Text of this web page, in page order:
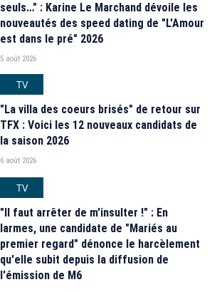
seuls…" : Karine Le Marchand dévoile les
nouveautés des speed dating de "L'Amour
est dans le pré" 2026
5 août 2026
TV
"La villa des coeurs brisés" de retour sur
TFX : Voici les 12 nouveaux candidats de
la saison 2026
6 août 2026
TV
"Il faut arrêter de m'insulter !" : En
larmes, une candidate de "Mariés au
premier regard" dénonce le harcèlement
qu'elle subit depuis la diffusion de
l'émission de M6